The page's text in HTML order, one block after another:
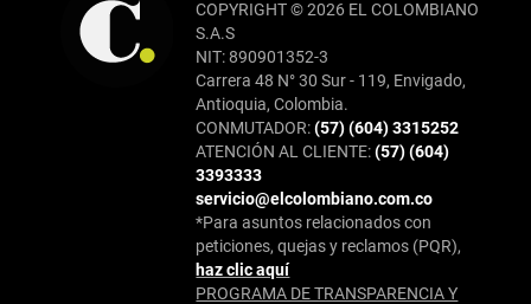
COPYRIGHT © 2026 EL COLOMBIANO
S.A.S
NIT: 890901352-3
Carrera 48 N° 30 Sur - 119, Envigado,
Antioquia, Colombia.
CONMUTADOR:(57) (604) 3315252
ATENCIÓN AL CLIENTE:(57) (604)
3393333
servicio@elcolombiano.com.co
*Para asuntos relacionados con
peticiones, quejas y reclamos (PQR),
haz clic aquí
PROGRAMA DE TRANSPARENCIA Y